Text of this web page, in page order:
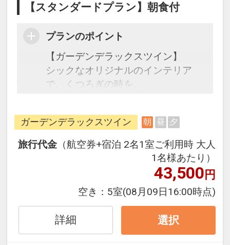
【スタンダードプラン】朝食付
プランのポイント
【ガーデンデラックスツイン】
シックなオリジナルのインテリア
で、くつろぎの時を。
スソルト等使い心地にこだわったア
メニティ。沖縄海洋深層水で作られ
た化粧水をご用意。肌ざわりの良い
コットン100％のオリジナルナイト
美と健康をテーマに体にやさしい沖
縄食材を使ったヘルシーな朝食ブッ
フェ
ガーデンデラックスツイン 朝 昼 夕
旅行代金 （航空券+宿泊 2名1室ご利用時 大人
1名様あたり）
43,500円
空き： 5室(08月09日16:00時点)
詳細 選択